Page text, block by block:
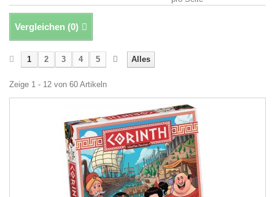
Vergleichen (0)
Alles
1 2 3 4 5
Zeige 1 - 12 von 60 Artikeln